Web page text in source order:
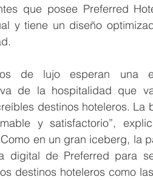
que posee Preferred
y tiene un diseño
de lujo esperan una
de la hospitalidad que
destinos hoteleros.
y satisfactorio”,
en un gran iceberg, la
digital de Preferred para
destinos hoteleros como